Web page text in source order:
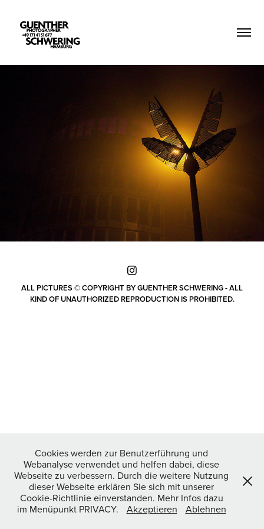
ALL PICTURES © COPYRIGHT BY GUENTHER SCHWERING - ALL
KIND OF UNAUTHORIZED REPRODUCTION IS PROHIBITED.
Cookies werden zur Benutzerführung und
Webanalyse verwendet und helfen dabei, diese
Webseite zu verbessern. Durch die weitere Nutzung
dieser Webseite erklären Sie sich mit unserer
Cookie-Richtlinie einverstanden. Mehr Infos dazu
im Menüpunkt PRIVACY.
Akzeptieren Ablehnen